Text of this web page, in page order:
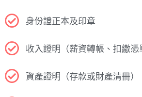
身份證正本及印章
收入證明（薪資轉帳、扣繳憑
資產證明（存款或財產清冊）